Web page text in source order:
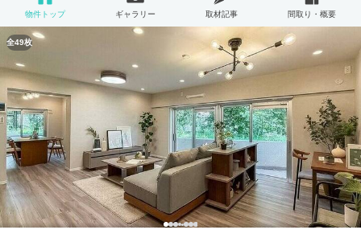
物件トップ ギャラリー 取材記事 間取り・概要
全49枚